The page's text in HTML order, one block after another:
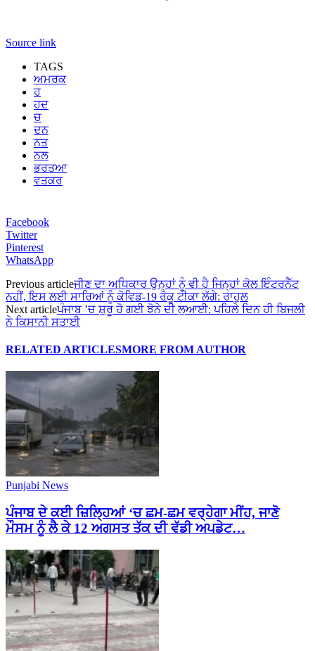
Source link
TAGS
ਅਮਰਕ
ਹ
ਹਦ
ਚ
ਦਨ
ਨਤ
ਨਲ
ਭਰਤਆ
ਵਤਕਰ
Facebook
Twitter
Pinterest
WhatsApp
Previous articleਜੀਣ ਦਾ ਅਧਿਕਾਰ ਉਨ੍ਹਾਂ ਨੂੰ ਵੀ ਹੈ ਜਿਨ੍ਹਾਂ ਕੋਲ ਇੰਟਰਨੈੱਟ
ਨਹੀਂ, ਇਸ ਲਈ ਸਾਰਿਆਂ ਨੂੰ ਕੋਵਿਡ-19 ਰੋਕੂ ਟੀਕਾ ਲੱਗੇ: ਰਾਹੁਲ
Next articleਪੰਜਾਬ ’ਚ ਸ਼ੁਰੂ ਹੋ ਗਈ ਝੋਨੇ ਦੀ ਲੁਆਈ: ਪਹਿਲੇ ਦਿਨ ਹੀ ਬਿਜਲੀ
ਨੇ ਕਿਸਾਨੀ ਸਤਾਈ
RELATED ARTICLESMORE FROM AUTHOR
Punjabi News
ਪੰਜਾਬ ਦੇ ਕਈ ਜ਼ਿਲ੍ਹਿਆਂ ‘ਚ ਛਮ-ਛਮ ਵਰ੍ਹੇਗਾ ਮੀਂਹ, ਜਾਣੋ
ਮੌਸਮ ਨੂੰ ਲੈ ਕੇ 12 ਅਗਸਤ ਤੱਕ ਦੀ ਵੱਡੀ ਅਪਡੇਟ…